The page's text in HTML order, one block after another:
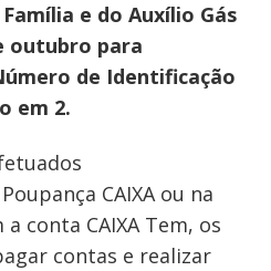
e do Auxílio Gás
outubro para
de Identificação
em 2.
CAIXA ou na
a conta CAIXA Tem, os
contas e realizar